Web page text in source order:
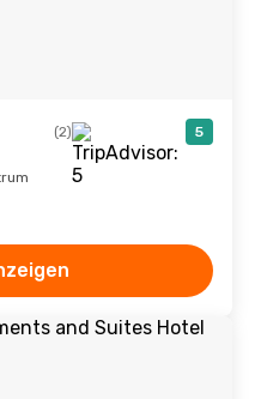
(2) 5